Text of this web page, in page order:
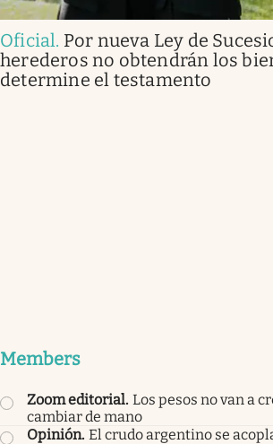
Oficial. Por nueva Ley de
herederos no obtendrán los
determine el testamento
Members
Zoom editorial. Los pesos no van a
cambiar de mano
Opinión. El crudo argentino se